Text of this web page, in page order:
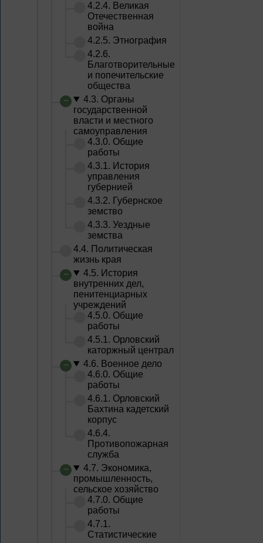
4.2.4. Великая
Отечественная
война
4.2.5. Этнография
4.2.6.
Благотворительные
и попечительские
общества
4.3. Органы
государственной
власти и местного
самоуправления
4.3.0. Общие
работы
4.3.1. История
управления
губернией
4.3.2. Губернское
земство
4.3.3. Уездные
земства
4.4. Политическая
жизнь края
4.5. История
внутренних дел,
пенитенциарных
учреждений
4.5.0. Общие
работы
4.5.1. Орловский
каторжный централ
4.6. Военное дело
4.6.0. Общие
работы
4.6.1. Орловский
Бахтина кадетский
корпус
4.6.4.
Противопожарная
служба
4.7. Экономика,
промышленность,
сельское хозяйство
4.7.0. Общие
работы
4.7.1.
Статистические